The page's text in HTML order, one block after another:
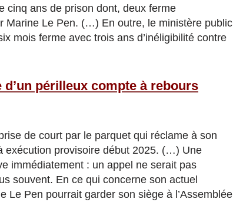
cinq ans de prison dont, deux ferme
Marine Le Pen. (…) En outre, le ministère public
mois ferme avec trois ans d’inéligibilité contre
d’un périlleux compte à rebours
de court par le parquet qui réclame à son
exécution provisoire début 2025. (…) Une
immédiatement : un appel ne serait pas
souvent. En ce qui concerne son actuel
Le Pen pourrait garder son siège à l’Assemblée